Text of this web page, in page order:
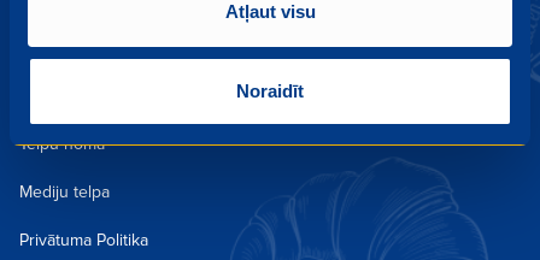
Atļaut visu
Noraidīt
Par mums
Telpu noma
Mediju telpa
Privātuma Politika